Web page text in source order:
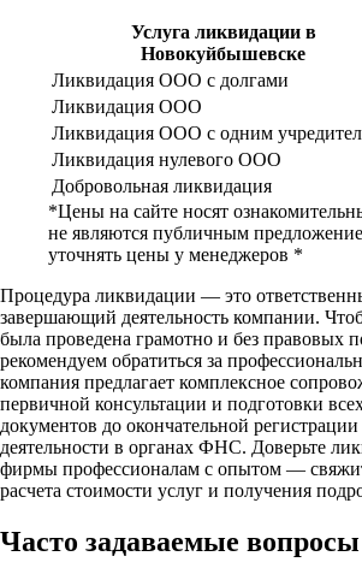
Услуга ликвидации в
Новокуйбышевске
Ликвидация ООО с долгами
Ликвидация ООО
Ликвидация ООО с одним
Ликвидация нулевого ООО
Добровольная ликвидация
*Цены на сайте носят
не являются публичным
уточнять цены у менеджеров *
Процедура ликвидации — это
завершающий деятельность компании.
была проведена грамотно и без правовых
рекомендуем обратиться за
компания предлагает комплексное
первичной консультации и подготовки
документов до окончательной
деятельности в органах ФНС. Доверьте
фирмы профессионалам с опытом —
расчета стоимости услуг и получения
Часто задаваемые вопросы